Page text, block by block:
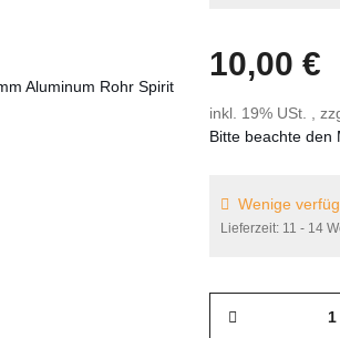
10,00 €
inkl. 19% USt. ,
Bitte beachte den
Wenige
Lieferzeit: 11 - 14